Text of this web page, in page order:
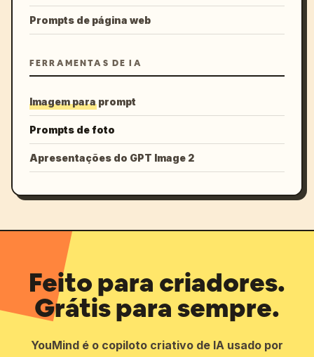
Prompts de página web
FERRAMENTAS DE IA
Imagem para prompt
Prompts de foto
Apresentações do GPT Image 2
Feito para criadores.
Grátis para sempre.
YouMind é o copiloto criativo de IA usado por